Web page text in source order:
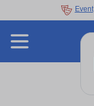
Event